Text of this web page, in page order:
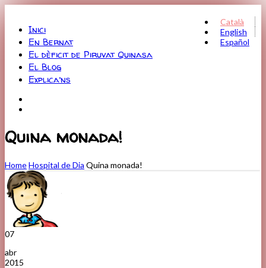
Català
English
Español
Inici
En Bernat
El dèficit de Piruvat Quinasa
El Blog
Explica’ns
Quina monada!
HomeHospital de Dia Quina monada!
07
abr
2015